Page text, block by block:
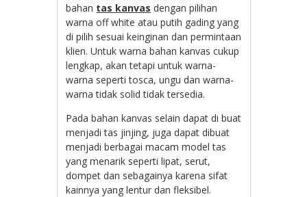
bahan tas kanvas dengan pilihan
warna off white atau putih gading yang
di pilih sesuai keinginan dan permintaan
klien. Untuk warna bahan kanvas cukup
lengkap, akan tetapi untuk warna-
warna seperti tosca, ungu dan warna-
warna tidak solid tidak tersedia.
Pada bahan kanvas selain dapat di buat
menjadi tas jinjing, juga dapat dibuat
menjadi berbagai macam model tas
yang menarik seperti lipat, serut,
dompet dan sebagainya karena sifat
kainnya yang lentur dan fleksibel.